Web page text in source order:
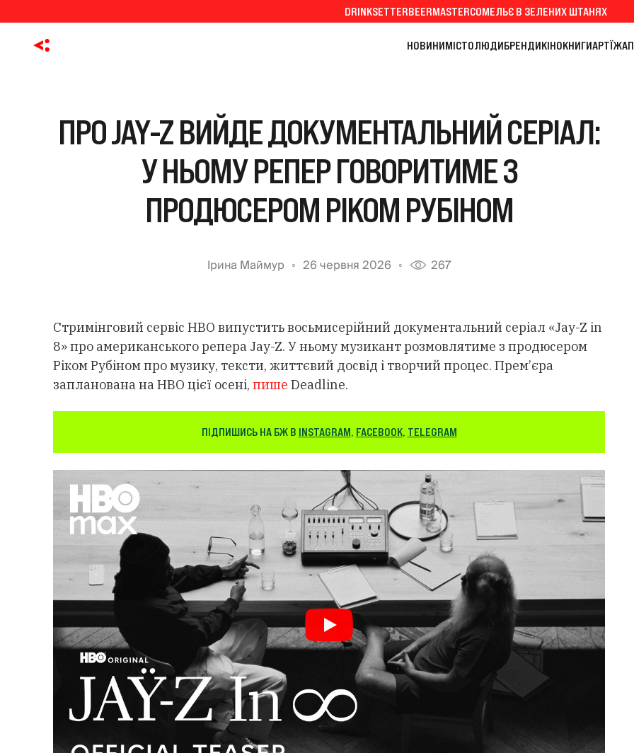
DRINKSETTERBEERMASTERСОМЕЛЬЄ В ЗЕЛЕНИХ ШТАНЯХ
НОВИНИМІСТОЛЮДИБРЕНДИКІНОКНИГИАРТЇЖА
ПРО JAY-Z ВИЙДЕ ДОКУМЕНТАЛЬНИЙ СЕРІАЛ:
У НЬОМУ РЕПЕР ГОВОРИТИМЕ З
ПРОДЮСЕРОМ РІКОМ РУБІНОМ
Ірина Маймур 26 червня 2026 267
Стримінговий сервіс HBO випустить восьмисерійний документальний серіал «Jay-Z in
8» про американського репера Jay-Z. У ньому музикант розмовлятиме з продюсером
Ріком Рубіном про музику, тексти, життєвий досвід і творчий процес. Прем’єра
запланована на HBO цієї осені, пише Deadline.
ПІДПИШИСЬ НА БЖ В INSTAGRAM, FACEBOOK, TELEGRAM